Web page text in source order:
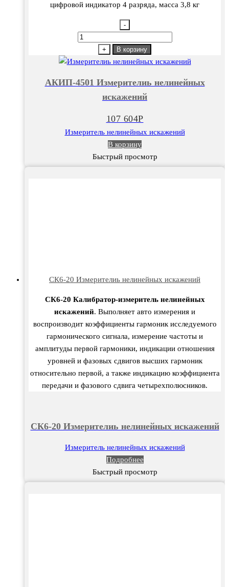
цифровой индикатор 4 разряда, масса 3,8 кг
-
Количество
АКИП-4501
нелинейных
искажений
+ В корзину
АКИП-4501 Измерителиь нелинейных
искажений
107 604Р
Измеритель нелинейных искажений
В корзину
Быстрый просмотр
СК6-20 Измерителиь нелинейных искажений
СК6-20 Калибратор-измеритель нелинейных
искажений. Выполняет авто измерения и
воспроизводит коэффициенты гармоник исследуемого
гармонического сигнала, измерение частоты и
амплитуды первой гармоники, индикации отношения
уровней и фазовых сдвигов высших гармоник
относительно первой, а также индикацию коэффициента
передачи и фазового сдвига четырехполюсников.
СК6-20 Измерителиь нелинейных искажений
Измеритель нелинейных искажений
Подробнее
Быстрый просмотр